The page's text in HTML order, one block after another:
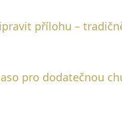
přílohu –
pro dodatečnou